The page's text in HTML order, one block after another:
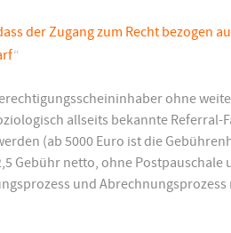
der Zugang zum Recht bezogen
“
ohne
allseits bekannte Referral-
(ab 5000 Euro ist die
Gebühr netto, ohne Postpauschale
und